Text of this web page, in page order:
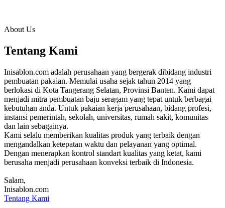
About Us
Tentang Kami
Inisablon.com adalah perusahaan yang bergerak dibidang industri
pembuatan pakaian. Memulai usaha sejak tahun 2014 yang
berlokasi di Kota Tangerang Selatan, Provinsi Banten. Kami dapat
menjadi mitra pembuatan baju seragam yang tepat untuk berbagai
kebutuhan anda. Untuk pakaian kerja perusahaan, bidang profesi,
instansi pemerintah, sekolah, universitas, rumah sakit, komunitas
dan lain sebagainya.
Kami selalu memberikan kualitas produk yang terbaik dengan
mengandalkan ketepatan waktu dan pelayanan yang optimal.
Dengan menerapkan kontrol standart kualitas yang ketat, kami
berusaha menjadi perusahaan konveksi terbaik di Indonesia.
Salam,
Inisablon.com
Tentang Kami